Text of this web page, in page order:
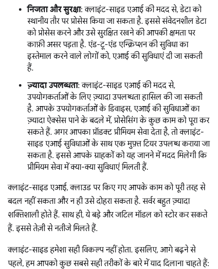
निजता और सुरक्षा: क्लाइंट-साइड एआई की मदद से, डेटा को
स्थानीय तौर पर प्रोसेस किया जा सकता है. इससे संवेदनशील डेटा
को प्रोसेस करने और उसे सुरक्षित रखने की आपकी क्षमता पर
काफ़ी असर पड़ता है. एंड-टू-एंड एन्क्रिप्शन की सुविधा का
इस्तेमाल करने वाले लोगों को, एआई की सुविधाएं दी जा सकती
हैं.
ज़्यादा उपलब्धता: क्लाइंट-साइड एआई की मदद से,
उपयोगकर्ताओं के लिए ज़्यादा उपलब्धता हासिल की जा सकती
है. आपके उपयोगकर्ताओं के डिवाइस, एआई की सुविधाओं का
ज़्यादा ऐक्सेस पाने के बदले में, प्रोसेसिंग के कुछ काम को पूरा कर
सकते हैं. अगर आपका प्रॉडक्ट प्रीमियम सेवा देता है, तो क्लाइंट-
साइड एआई सुविधाओं के साथ एक मुफ़्त टियर उपलब्ध कराया जा
सकता है. इससे आपके ग्राहकों को यह जानने में मदद मिलेगी कि
प्रीमियम सेवा में क्या-क्या सुविधाएं मिलती हैं.
क्लाइंट-साइड एआई, क्लाउड पर किए गए आपके काम को पूरी तरह से
बदल नहीं सकता और न ही उसे दोहरा सकता है. सर्वर बहुत ज़्यादा
शक्तिशाली होते हैं. साथ ही, ये बड़े और जटिल मॉडल को स्टोर कर सकते
हैं. इससे तेज़ी से नतीजे मिलते हैं.
क्लाइंट-साइड हमेशा सही विकल्प नहीं होता. इसलिए, आगे बढ़ने से
पहले, हम आपको कुछ सबसे सही तरीकों के बारे में याद दिलाना चाहते हैं: